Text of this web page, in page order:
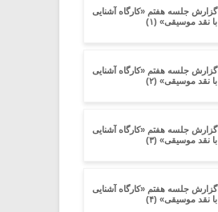
گزارش جلسه هفتم «کارگاه آشنایی
با نقد موسیقی» (۱)
گزارش جلسه هفتم «کارگاه آشنایی
با نقد موسیقی» (۲)
گزارش جلسه هفتم «کارگاه آشنایی
با نقد موسیقی» (۳)
گزارش جلسه هفتم «کارگاه آشنایی
با نقد موسیقی» (۴)